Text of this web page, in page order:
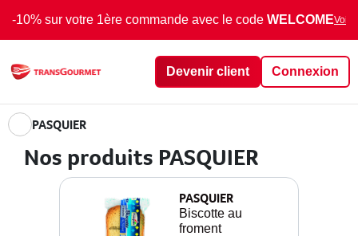
-10% sur votre 1ère commande avec le code WELCOMEVoir
Devenir client Connexion
PASQUIER
Nos produits PASQUIER
PASQUIER
Biscotte au
froment